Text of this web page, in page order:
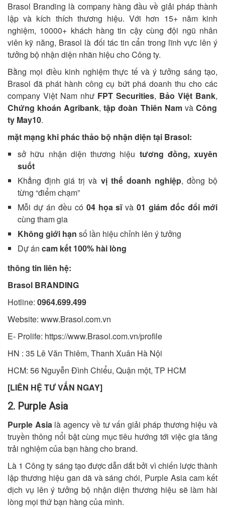
Brasol Branding là company hàng đầu về giải pháp thành
lập và kích thích thương hiệu. Với hơn 15+ năm kinh
nghiệm, 10000+ khách hàng tin cậy cùng đội ngũ nhân
viên kỹ năng, Brasol là đối tác tin cẩn trong lĩnh vực lên ý
tưởng bộ nhận diện nhãn hiệu cho Công ty.
Bằng mọi điều kinh nghiệm thực tế và ý tưởng sáng tạo,
Brasol đã phát hành công cụ bứt phá doanh thu cho các
company Việt Nam như FPT Securities, Bảo Việt Bank,
Chứng khoán Agribank, tập đoàn Thiên Nam và Công
ty May10.
mặt mạng khi phác thảo bộ nhận diện tại Brasol:
sở hữu nhận diện thương hiệu tương đồng, xuyên
suốt
Khẳng định giá trị và vị thế doanh nghiệp, đồng bộ
từng “điểm chạm”
Mỗi dự án đều có 04 họa sĩvà01 giám đốc đổi mới
cùng tham gia
Không giới hạn số lần hiệu chỉnh lên ý tưởng
Dự án cam kết 100% hài lòng
thông tin liên hệ:
Brasol BRANDING
Hotline: 0964.699.499
Website: www.Brasol.com.vn
E- Prolife: https://www.Brasol.com.vn/profile
HN : 35 Lê Văn Thiêm, Thanh Xuân Hà Nội
HCM: 56 Nguyễn Đình Chiểu, Quận một, TP HCM
[LIÊN HỆ TƯ VẤN NGAY]
2. Purple Asia
Purple Asialà agency về tư vấn giải pháp thương hiệu và
truyền thông nổi bật cùng mục tiêu hướng tới việc gia tăng
trải nghiệm của bạn hàng cho brand.
Là 1 Công ty sáng tạo được dẫn dắt bởi vì chiến lược thành
lập thương hiệu gan dã và sáng chói, Purple Asia cam kết
dịch vụ lên ý tưởng bộ nhận diện thương hiệu sẽ làm hài
lòng mọi thứ bạn hàng của mình.